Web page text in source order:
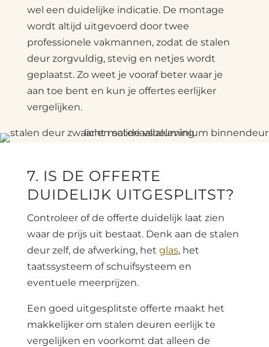
wel een duidelijke indicatie. De montage
wordt altijd uitgevoerd door twee
professionele vakmannen, zodat de stalen
deur zorgvuldig, stevig en netjes wordt
geplaatst. Zo weet je vooraf beter waar je
aan toe bent en kun je offertes eerlijker
vergelijken.
7. IS DE OFFERTE
DUIDELIJK UITGESPLITST?
Controleer of de offerte duidelijk laat zien
waar de prijs uit bestaat. Denk aan de stalen
deur zelf, de afwerking, het glas, het
taatssysteem of schuifsysteem en
eventuele meerprijzen.
Een goed uitgesplitste offerte maakt het
makkelijker om stalen deuren eerlijk te
vergelijken en voorkomt dat alleen de